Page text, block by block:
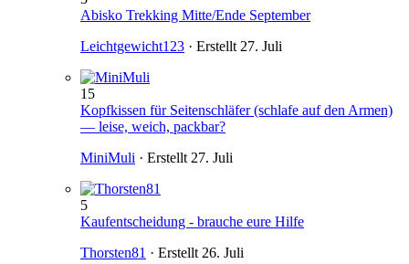
Abisko Trekking Mitte/Ende September
Leichtgewicht123 · Erstellt 27. Juli
15
Kopfkissen für Seitenschläfer (schlafe auf den Armen)
— leise, weich, packbar?
MiniMuli · Erstellt 27. Juli
5
Kaufentscheidung - brauche eure Hilfe
Thorsten81 · Erstellt 26. Juli